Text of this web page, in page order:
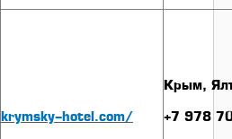
krymsky-hotel.com/
Крым,
+7 978